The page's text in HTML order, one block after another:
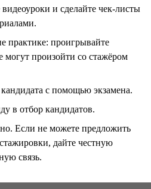
и сделайте чек-листы
практике: проигрывайте
могут произойти со стажёром
с помощью экзамена.
в отбор кандидатов.
Если не можете предложить
дайте честную
связь.